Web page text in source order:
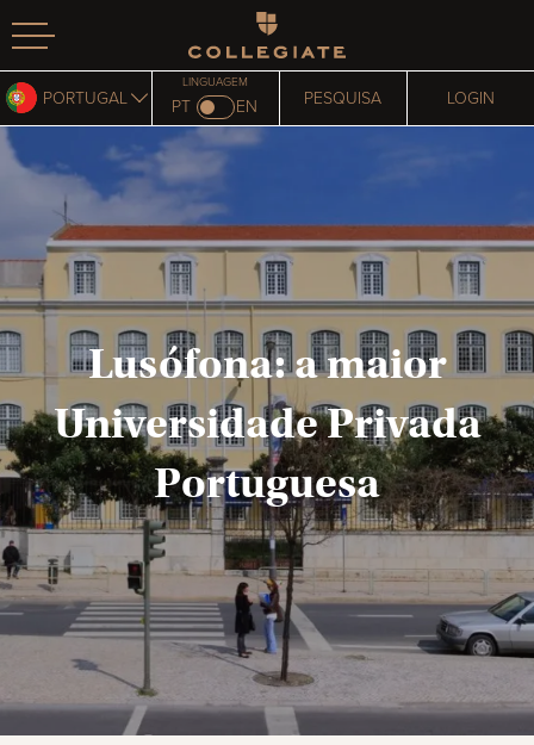
Homepage
PORTUGAL PT
LINGUAGEM
EN PESQUISA LOGIN
Lusófona: a maior
Universidade Privada
Portuguesa